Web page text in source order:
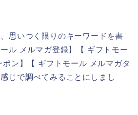
思いつく限りのキーワードを書
ル メルマガ登録】【 ギフトモー
ン】【 ギフトモール メルマガタ
じで調べてみることにしまし